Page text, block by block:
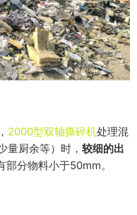
2000型双轴撕碎机处理混
量厨余等）时， 较细的出
部分物料小于50mm。